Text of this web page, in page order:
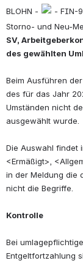
BLOHN -
- FIN-
Storno- und Neu-
SV,
des gewählten
Beim Ausführen
des für das Jahr
Umständen nicht
ausgewählt wurde.
Die Auswahl findet
<Ermäßigt>,
in der Meldung die
nicht die Begriffe.
Kontrolle
Bei
Entgeltfortzahlung